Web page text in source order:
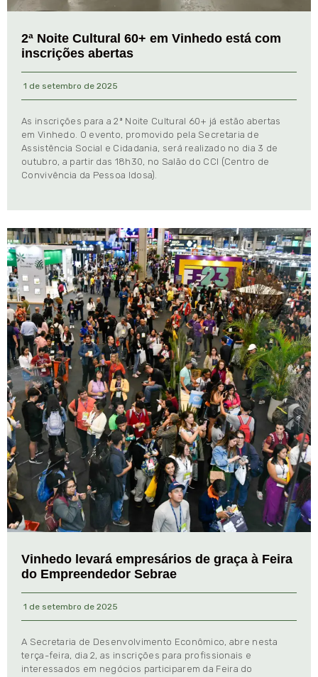
2ª Noite Cultural 60+ em Vinhedo está com
inscrições abertas
1 de setembro de 2025
As inscrições para a 2ª Noite Cultural 60+ já estão abertas
em Vinhedo. O evento, promovido pela Secretaria de
Assistência Social e Cidadania, será realizado no dia 3 de
outubro, a partir das 18h30, no Salão do CCI (Centro de
Convivência da Pessoa Idosa).
Vinhedo levará empresários de graça à Feira
do Empreendedor Sebrae
1 de setembro de 2025
A Secretaria de Desenvolvimento Econômico, abre nesta
terça-feira, dia 2, as inscrições para profissionais e
interessados em negócios participarem da Feira do